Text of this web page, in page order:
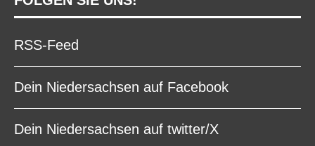
RSS-Feed
Dein Niedersachsen auf Facebook
Dein Niedersachsen auf twitter/X